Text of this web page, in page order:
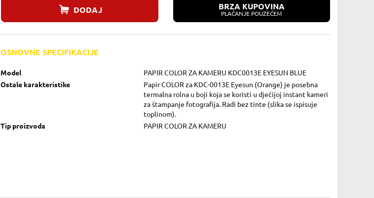
DODAJ BRZA KUPOVINA
PLAĆANJE POUZEĆEM
OSNOVNE SPECIFIKACIJE
Model
PAPIR COLOR ZA KAMERU KDC0013E EYESUN BLUE
Ostale karakteristike
Papir COLOR za KDC-0013E Eyesun (Orange) je posebna
termalna rolna u boji koja se koristi u dječijoj instant kameri
za štampanje fotografija. Radi bez tinte (slika se ispisuje
toplinom).
Tip proizvoda
PAPIR COLOR ZA KAMERU